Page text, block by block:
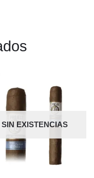
SIN EXISTENCIAS